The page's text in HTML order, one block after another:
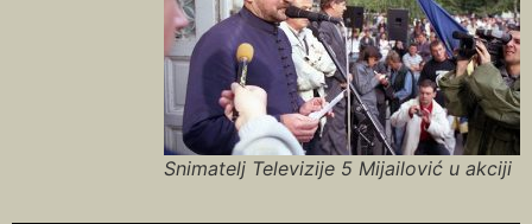
Snimatelj Televizije 5 Mijailović u akciji